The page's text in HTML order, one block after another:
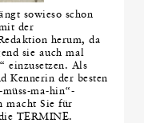
sowieso schon
der
herum, da
sie auch mal
einzusetzen. Als
Kennerin der besten
ma-hin“-
macht Sie für
TERMINE.